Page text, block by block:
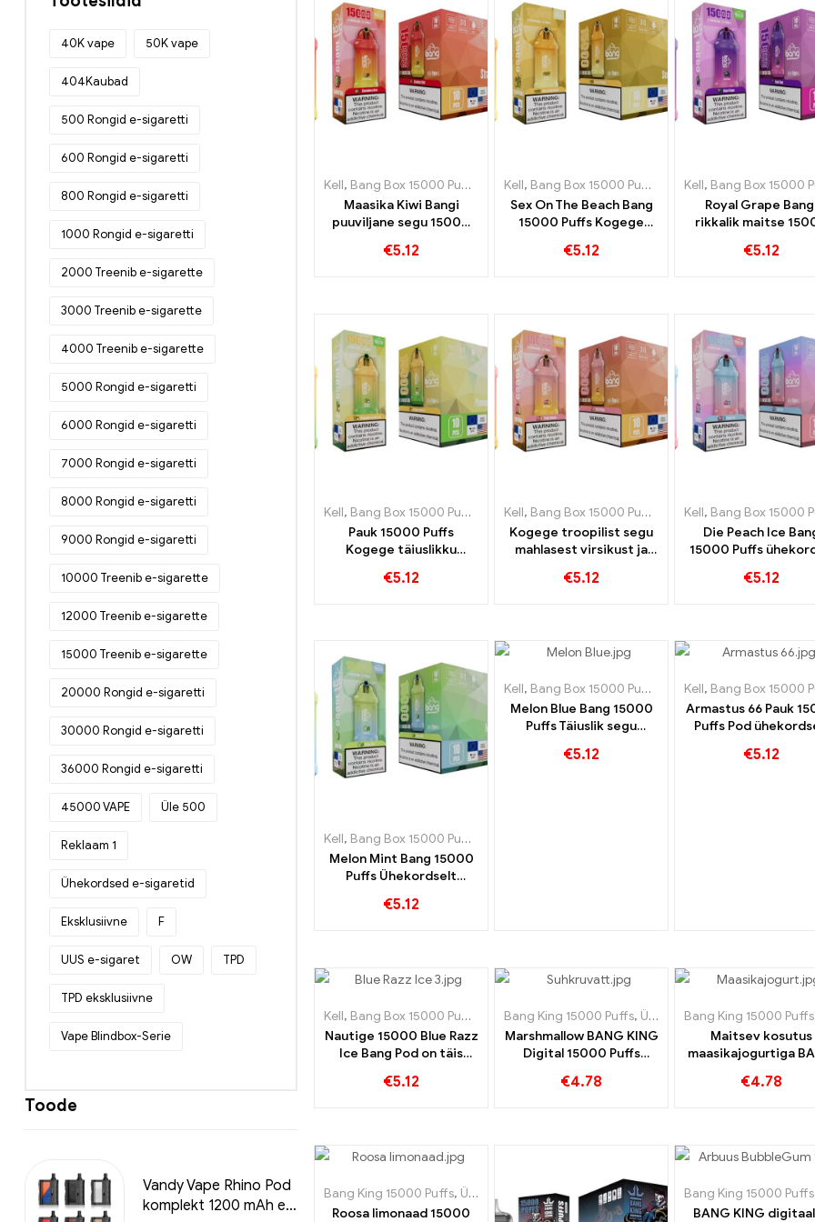
Kell, Bang Box 15000 Puff Ühekordsed e-sigaretid Rootsi Ühekordsed e-sigaretid
Maasika Kiwi Bangi
puuviljane segu 15000
€5.12
Kell, Bang Box 15000 Puff Ühekordsed e-sigaretid
Sex On The Beach Bang
15000 Puffs Kogege
täiuslikku
€5.12
Kell, Bang Box 15000
Royal Grape
rikkalik maitse
austusavaldus
€5.12
Kell, Bang Box 15000 Puff Ühekordsed e-sigaretid Rootsi Ühekordsed e-sigaretid
Pauk 15000 Puffs
Kogege täiuslikku
kreemja kookose segu
€5.12
Kell, Bang Box 15000 Puff Ühekordsed e-sigaretid
Kogege troopilist segu
mahlasest virsikust ja
ühekordse e-sigareti
€5.12
Kell, Bang Box 15000
Die Peach Ice
15000 Puffs
virsiku magususe
€5.12
Kell, Bang Box 15000 Puff
Melon Mint Bang 15000
Puffs Ühekordselt
sigaret ühendab meloni
€5.12
Kell, Bang Box 15000 Puff Ühekordsed e-sigaretid
Melon Blue Bang 15000
Puffs Täiuslik segu
€5.12
Kell, Bang Box 15000
Armastus 66 Pauk
Puffs Pod
sigaret Ideaalne
€5.12
Kell, Bang Box 15000 Puff Ühekordsed e-sigaretid Rootsi, Ühekordsed e-sigaretid
Nautige 15000 Blue Razz
Ice Bang Pod on täis
€5.12
Bang King 15000 Puffs, Ühekordsed e-sigaretid Rootsi
Marshmallow BANG KING
Digital 15000 Puffs
Magusate vahukommide
€4.78
Bang King 15000 Puffs
Maitsev kosutus
maasikajogurtiga
PUFFID
€4.78
Bang King 15000 Puffs, Ühekordsed e-sigaretid Rootsi ,Ühekordsed e-sigaretid
Roosa limonaad 15000
Bang King 15000 Puffs
BANG KING
40K vape 50K vape
404Kaubad
500 Rongid e-sigaretti
600 Rongid e-sigaretti
800 Rongid e-sigaretti
1000 Rongid e-sigaretti
2000 Treenib e-sigarette
3000 Treenib e-sigarette
4000 Treenib e-sigarette
5000 Rongid e-sigaretti
6000 Rongid e-sigaretti
7000 Rongid e-sigaretti
8000 Rongid e-sigaretti
9000 Rongid e-sigaretti
10000 Treenib e-sigarette
12000 Treenib e-sigarette
15000 Treenib e-sigarette
20000 Rongid e-sigaretti
30000 Rongid e-sigaretti
36000 Rongid e-sigaretti
45000 VAPE Üle 500
Reklaam 1
Ühekordsed e-sigaretid
Eksklusiivne F
UUS e-sigaret OW TPD
TPD eksklusiivne
Vape Blindbox-Serie
Toode
Vandy Vape Rhino Pod
komplekt 1200 mAh e-